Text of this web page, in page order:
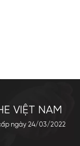
VIỆT NAM
cấp ngày 24/03/2022